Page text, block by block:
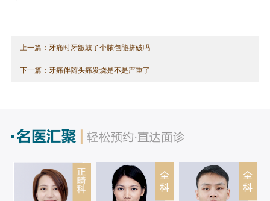
上一篇： 牙痛时牙龈鼓了个脓包能挤破吗
下一篇： 牙痛伴随头痛发烧是不是严重了